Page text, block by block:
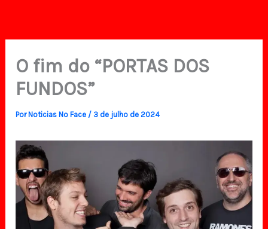
O fim do “PORTAS DOS
FUNDOS”
PorNoticias No Face / 3 de julho de 2024